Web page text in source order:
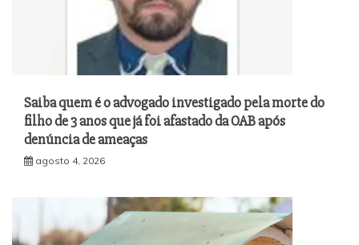
Saiba quem é o advogado investigado pela morte do
filho de 3 anos que já foi afastado da OAB após
denúncia de ameaças
agosto 4, 2026